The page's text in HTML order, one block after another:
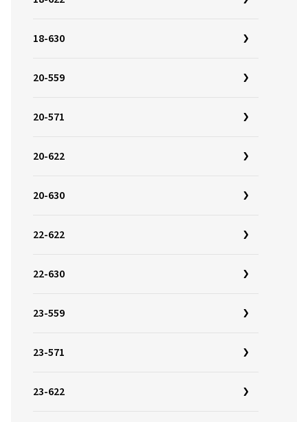
18-630
20-559
20-571
20-622
20-630
22-622
22-630
23-559
23-571
23-622